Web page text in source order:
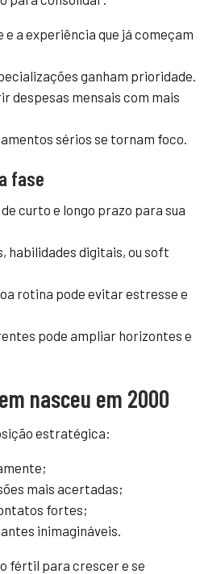
a experiência que já começam
ganham prioridade.
despesas mensais com mais
sérios se tornam foco.
fase
curto e longo prazo para sua
habilidades digitais, ou soft
rotina pode evitar estresse e
pode ampliar horizontes e
nasceu em 2000
estratégica:
mais acertadas;
fortes;
inimagináveis.
fértil para crescer e se